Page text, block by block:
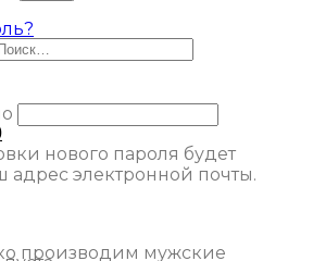
нового пароля будет
адрес электронной почты.
производим мужские